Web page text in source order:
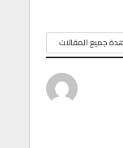
جميع المقالات